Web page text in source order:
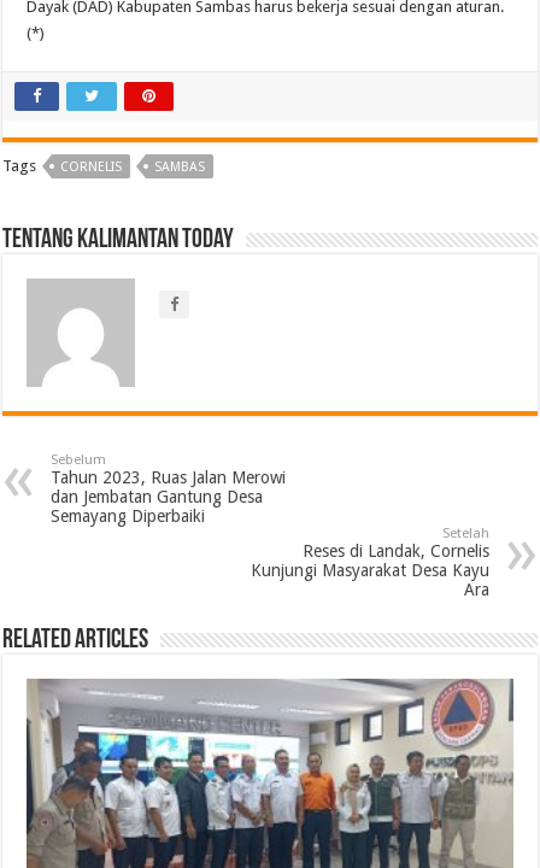
Dayak (DAD) Kabupaten Sambas harus bekerja sesuai dengan aturan.
(*)
Tags CORNELIS SAMBAS
Tentang Kalimantan Today
Sebelum
Tahun 2023, Ruas Jalan Merowi
dan Jembatan Gantung Desa
Semayang Diperbaiki
Setelah
Reses di Landak, Cornelis
Kunjungi Masyarakat Desa Kayu
Ara
Related Articles